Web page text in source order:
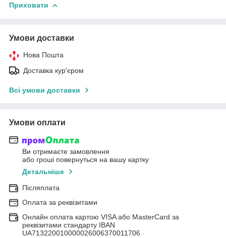
Приховати
Умови доставки
Нова Пошта
Доставка кур'єром
Всі умови доставки
Умови оплати
Ви отримаєте замовлення
або гроші повернуться на вашу картку
Детальніше
Післяплата
Оплата за реквізитами
Онлайн оплата картою VISA або MasterCard за
реквізитами стандарту IBAN
UA713220010000026006370011706